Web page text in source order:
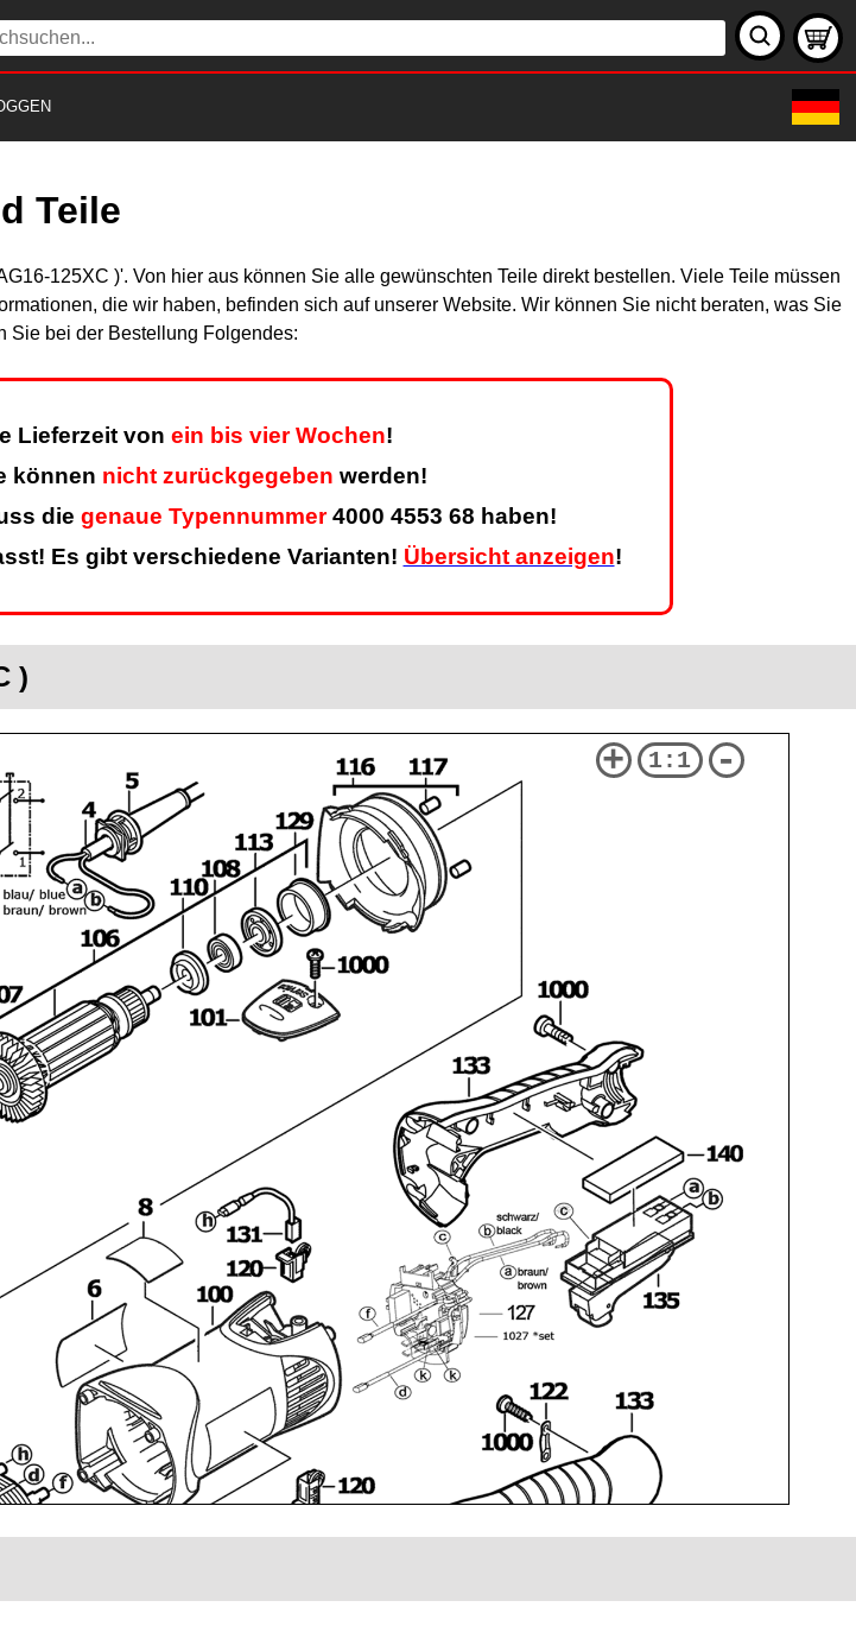
Teile
125XC )'. Von hier aus können Sie alle gewünschten Teile direkt bestellen. Viele Teile müssen
die wir haben, befinden sich auf unserer Website. Wir können Sie nicht beraten, was Sie
Sie bei der Bestellung Folgendes:
Lieferzeit von ein bis vier Wochen!
können nicht zurückgegeben werden!
die genaue Typennummer4000 4553 68 haben!
Es gibt verschiedene Varianten! Übersicht anzeigen!
)
+ 1:1 -